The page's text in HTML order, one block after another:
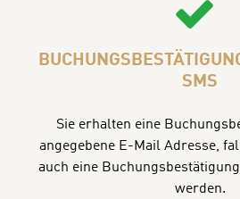
SMS
Sie erhalten eine
angegebene E-Mail Adresse,
auch eine
werden.